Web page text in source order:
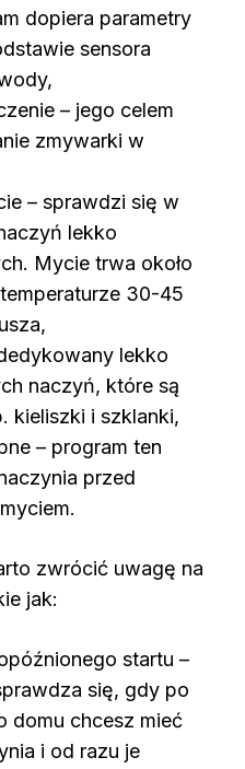
dopiera parametry
sensora
– jego celem
zmywarki w
– sprawdzi się w
lekko
Mycie trwa około
30-45
lekko
naczyń, które są
kieliszki i szklanki,
– program ten
przed
zwrócić uwagę na
jak:
startu –
się, gdy po
domu chcesz mieć
i od razu je